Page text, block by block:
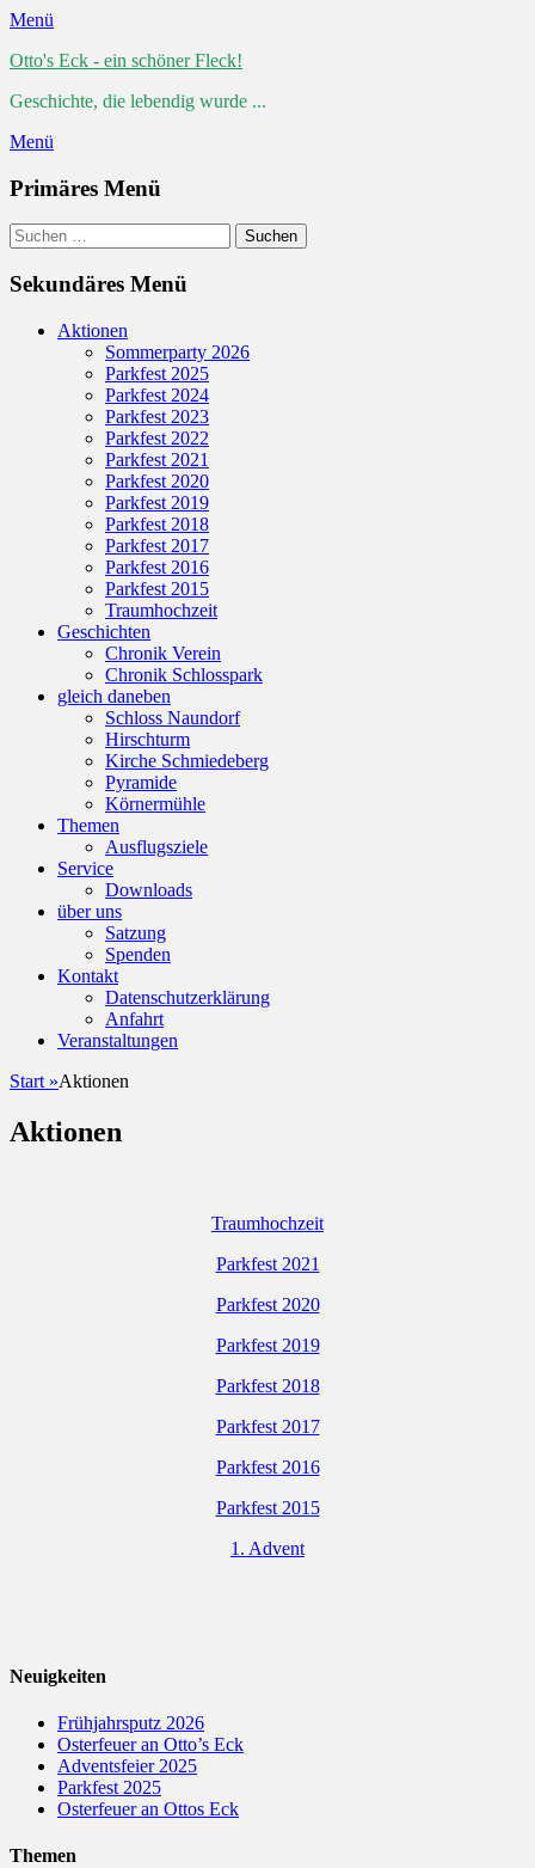
Menü
Otto's Eck - ein schöner Fleck!
Geschichte, die lebendig wurde ...
Menü
Primäres Menü
Zum
Inhalt
springen
Suchen
Suchen
nach:
Sekundäres Menü
Zum
Aktionen
Sommerparty 2026
Parkfest 2025
Parkfest 2024
Parkfest 2023
Parkfest 2022
Parkfest 2021
Parkfest 2020
Parkfest 2019
Parkfest 2018
Parkfest 2017
Parkfest 2016
Parkfest 2015
Traumhochzeit
Geschichten
Chronik Verein
Chronik Schlosspark
gleich daneben
Schloss Naundorf
Hirschturm
Kirche Schmiedeberg
Pyramide
Körnermühle
Themen
Ausflugsziele
Service
Downloads
über uns
Satzung
Spenden
Kontakt
Datenschutzerklärung
Anfahrt
Veranstaltungen
Start »Aktionen
Aktionen
Traumhochzeit
Parkfest 2021
Parkfest 2020
Parkfest 2019
Parkfest 2018
Parkfest 2017
Parkfest 2016
Parkfest 2015
1. Advent
Neuigkeiten
Frühjahrsputz 2026
Osterfeuer an Otto’s Eck
Adventsfeier 2025
Parkfest 2025
Osterfeuer an Ottos Eck
Themen